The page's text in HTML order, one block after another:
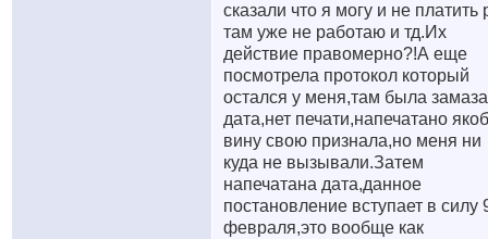
сказали что я могу и не платить
там уже не работаю и тд.Их
действие правомерно?!А еще
посмотрела протокол который
остался у меня,там была
дата,нет печати,напечатано
вину свою признала,но меня ни
куда не вызывали.Затем
напечатана дата,данное
постановление вступает в силу
февраля,это вообще как